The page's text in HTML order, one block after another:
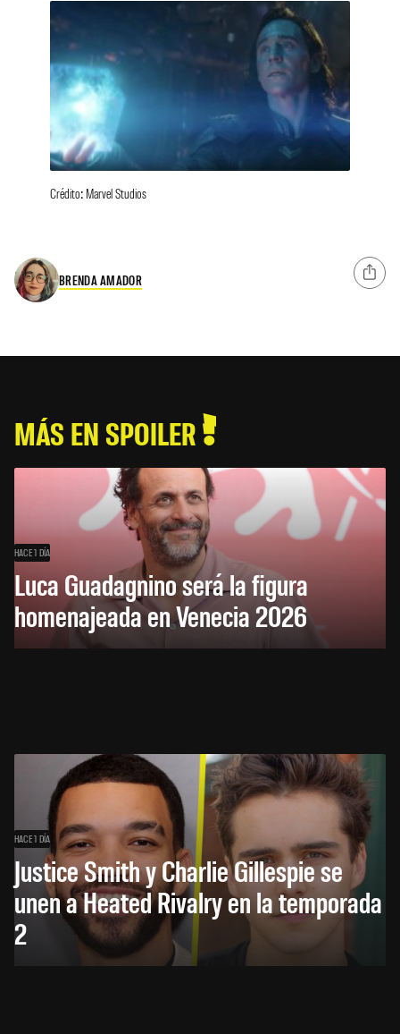
Crédito: Marvel Studios
BRENDA AMADOR
MÁS EN SPOILER
HACE 1 DÍA
Luca Guadagnino será la figura
homenajeada en Venecia 2026
HACE 1 DÍA
Justice Smith y Charlie Gillespie se
unen a Heated Rivalry en la temporada
2